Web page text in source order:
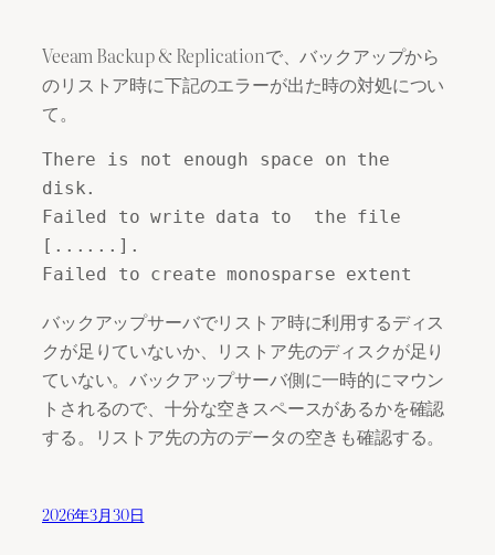
Veeam Backup & Replicationで、バックアップから
のリストア時に下記のエラーが出た時の対処につい
て。
There is not enough space on the
disk.
Failed to write data to  the file
[......].
Failed to create monosparse extent
バックアップサーバでリストア時に利用するディス
クが足りていないか、リストア先のディスクが足り
ていない。バックアップサーバ側に一時的にマウン
トされるので、十分な空きスペースがあるかを確認
する。リストア先の方のデータの空きも確認する。
2026年3月30日